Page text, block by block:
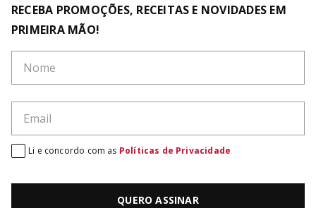
RECEBA PROMOÇÕES, RECEITAS E NOVIDADES EM
PRIMEIRA MÃO!
QUERO ASSINAR
Li e concordo com as Políticas de Privacidade